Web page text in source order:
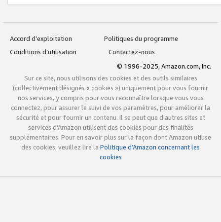
Accord d’exploitation
Politiques du programme
Conditions d’utilisation
Contactez-nous
© 1996-2025, Amazon.com, Inc.
Sur ce site, nous utilisons des cookies et des outils similaires
(collectivement désignés « cookies ») uniquement pour vous fournir
nos services, y compris pour vous reconnaître lorsque vous vous
connectez, pour assurer le suivi de vos paramètres, pour améliorer la
sécurité et pour fournir un contenu. Il se peut que d’autres sites et
services d’Amazon utilisent des cookies pour des finalités
supplémentaires. Pour en savoir plus sur la façon dont Amazon utilise
des cookies, veuillez lire la Politique d’Amazon concernant les
cookies